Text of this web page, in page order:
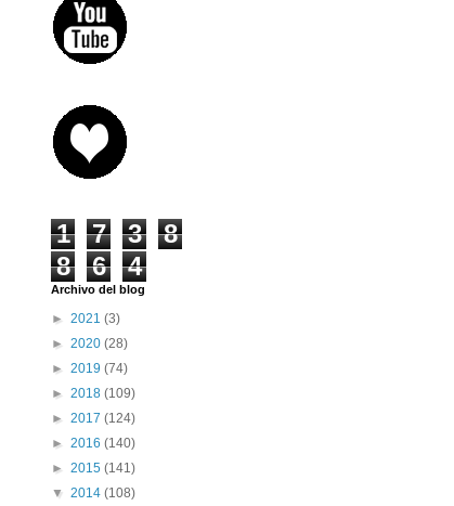
1 7 3
8
8
6 4
Archivo del blog
► 2021 (3)
► 2020 (28)
► 2019 (74)
► 2018 (109)
► 2017 (124)
► 2016 (140)
► 2015 (141)
▼ 2014 (108)